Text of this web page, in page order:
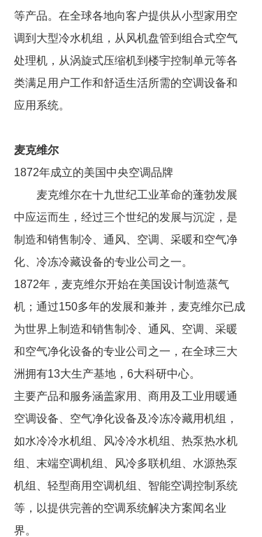
等产品。在全球各地向客户提供从小型家用空
调到大型冷水机组，从风机盘管到组合式空气
处理机，从涡旋式压缩机到楼宇控制单元等各
类满足用户工作和舒适生活所需的空调设备和
应用系统。
麦克维尔
1872年成立的美国中央空调品牌
麦克维尔在十九世纪工业革命的蓬勃发展
中应运而生，经过三个世纪的发展与沉淀，是
制造和销售制冷、通风、空调、采暖和空气净
化、冷冻冷藏设备的专业公司之一。
1872年，麦克维尔开始在美国设计制造蒸气
机；通过150多年的发展和兼并，麦克维尔已成
为世界上制造和销售制冷、通风、空调、采暖
和空气净化设备的专业公司之一，在全球三大
洲拥有13大生产基地，6大科研中心。
主要产品和服务涵盖家用、商用及工业用暖通
空调设备、空气净化设备及冷冻冷藏用机组，
如水冷冷水机组、风冷冷水机组、热泵热水机
组、末端空调机组、风冷多联机组、水源热泵
机组、轻型商用空调机组、智能空调控制系统
等，以提供完善的空调系统解决方案闻名业
界。